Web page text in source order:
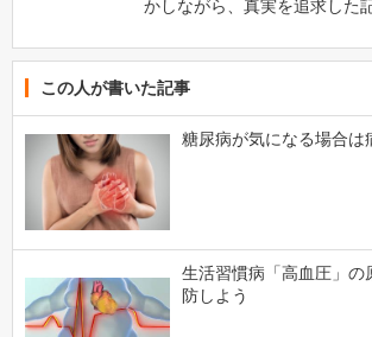
かしながら、真実を追求した
この人が書いた記事
糖尿病が気になる場合は
生活習慣病「高血圧」の
防しよう